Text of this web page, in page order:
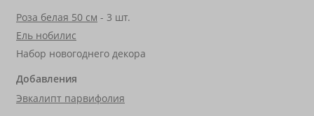
Роза белая 50 см - 3 шт.
Ель нобилис
Набор новогоднего декора
Добавления
Эвкалипт парвифолия